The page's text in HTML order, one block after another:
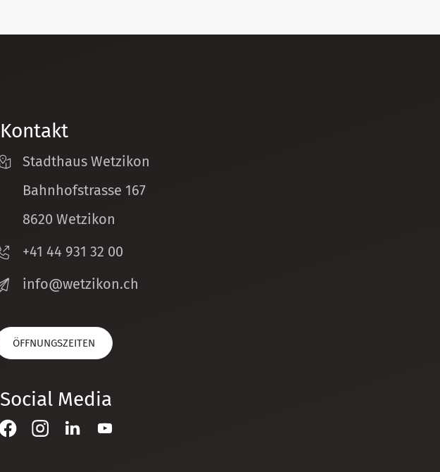
Kontakt
Stadthaus Wetzikon
Bahnhofstrasse 167
8620 Wetzikon
+41 44 931 32 00
nf
w tz k n ch
ÖFFNUNGSZEITEN
Social Media